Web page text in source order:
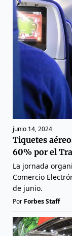
junio 14, 2024
Tiquetes
60% por el
La jornada
Comercio
de junio.
Por Forbes Staff